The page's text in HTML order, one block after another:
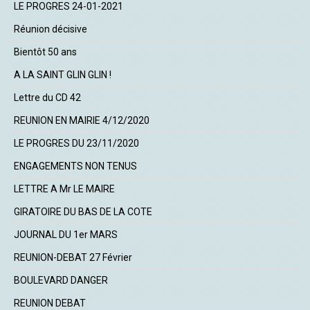
LE PROGRES 24-01-2021
Réunion décisive
Bientôt 50 ans
A LA SAINT GLIN GLIN !
Lettre du CD 42
REUNION EN MAIRIE 4/12/2020
LE PROGRES DU 23/11/2020
ENGAGEMENTS NON TENUS
LETTRE A Mr LE MAIRE
GIRATOIRE DU BAS DE LA COTE
JOURNAL DU 1er MARS
REUNION-DEBAT 27 Février
BOULEVARD DANGER
REUNION DEBAT